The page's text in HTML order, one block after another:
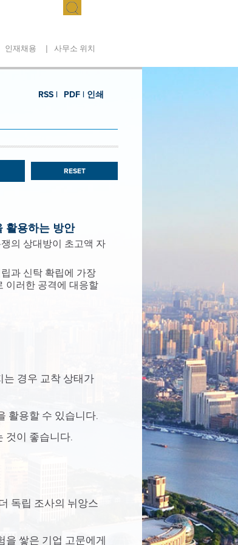
인재채용 | 사무소 위치
인쇄
PDF |
RSS |
RESET
활용하는 방안
의 상대방이 초고액 자
과 신탁 확립에 가장
이러한 공격에 대응할
는 경우 교착 상태가
활용할 수 있습니다.
것이 좋습니다.
독립 조사의 뉘앙스
을 쌓은 기업 고문에게